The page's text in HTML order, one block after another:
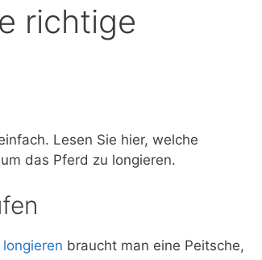
richtige
Lesen Sie hier, welche
das Pferd zu longieren.
braucht man eine Peitsche,